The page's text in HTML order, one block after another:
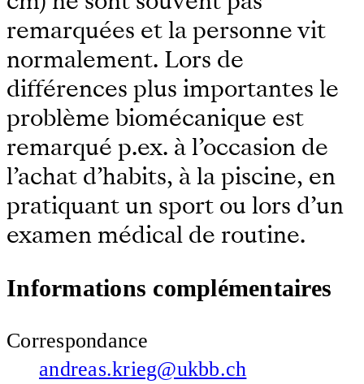
remarquées et la personne vit
normalement. Lors de
différences plus importantes le
problème biomécanique est
remarqué p.ex. à l’occasion de
l’achat d’habits, à la piscine, en
pratiquant un sport ou lors d’un
examen médical de routine.
Informations complémentaires
Correspondance
andreas.krieg@ukbb.ch